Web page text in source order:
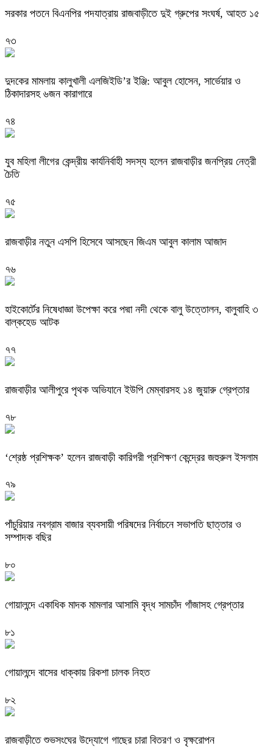
সরকার পতনে বিএনপির পদযাত্রায় রাজবাড়ীতে দুই গ্রুপের সংঘর্ষ, আহত ১৫
৭৩
দুদকের মামলায় কালুখালী এলজিইডি’র ইঞ্জি: আবুল হোসেন, সার্ভেয়ার ও
ঠিকাদারসহ ৬জন কারাগারে
৭৪
যুব মহিলা লীগের কেন্দ্রীয় কার্যনির্বাহী সদস্য হলেন রাজবাড়ীর জনপ্রিয় নেত্রী
চৈতি
৭৫
রাজবাড়ীর নতুন এসপি হিসেবে আসছেন জিএম আবুল কালাম আজাদ
৭৬
হাইকোর্টের নিষেধাজ্ঞা উপেক্ষা করে পদ্মা নদী থেকে বালু উত্তোলন, বালুবাহি ৩
বাল্কহেড আটক
৭৭
রাজবাড়ীর আলীপুরে পৃথক অভিযানে ইউপি মেম্বারসহ ১৪ জুয়ারু গ্রেপ্তার
৭৮
‘শ্রেষ্ঠ প্রশিক্ষক’ হলেন রাজবাড়ী কারিগরী প্রশিক্ষণ কেন্দ্রের জহুরুল ইসলাম
৭৯
পাঁচুরিয়ার নবগ্রাম বাজার ব্যবসায়ী পরিষদের নির্বাচনে সভাপতি ছাত্তার ও
সম্পাদক বছির
৮০
গোয়ালন্দে একাধিক মাদক মামলার আসামি বৃদ্ধ সামচাঁদ গাঁজাসহ গ্রেপ্তার
৮১
গোয়ালন্দে বাসের ধাক্কায় রিকশা চালক নিহত
৮২
রাজবাড়ীতে শুভসংঘের উদ্যোগে গাছের চারা বিতরণ ও বৃক্ষরোপন